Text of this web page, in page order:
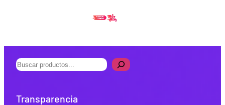
B
Transparencia